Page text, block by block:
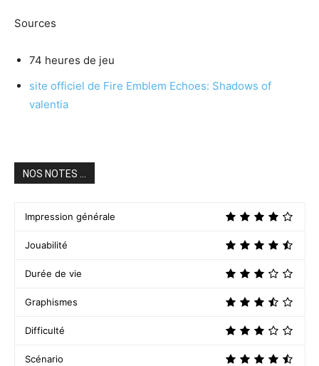
Sources
74 heures de jeu
site officiel de Fire Emblem Echoes: Shadows of
valentia
NOS NOTES ...
Impression générale
Jouabilité
Durée de vie
Graphismes
Difficulté
Scénario